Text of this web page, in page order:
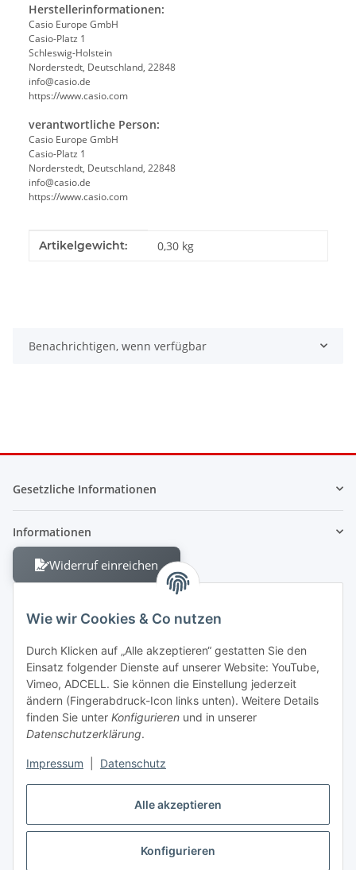
Alle akzeptieren
Konfigurieren
Wie wir Cookies & Co nutzen
Durch Klicken auf „Alle akzeptieren“ gestatten Sie den
Einsatz folgender Dienste auf unserer Website: YouTube,
Vimeo, ADCELL. Sie können die Einstellung jederzeit
ändern (Fingerabdruck-Icon links unten). Weitere Details
finden Sie unter Konfigurieren und in unserer
Datenschutzerklärung.
Impressum Datenschutz
Herstellerinformationen:
Casio Europe GmbH
Casio-Platz 1
Schleswig-Holstein
Norderstedt, Deutschland, 22848
info@casio.de
https://www.casio.com
verantwortliche Person:
Casio Europe GmbH
Casio-Platz 1
Norderstedt, Deutschland, 22848
info@casio.de
https://www.casio.com
Produkteigenschaft
Wert
Artikelgewicht: 0,30 kg
Benachrichtigen, wenn verfügbar
Gesetzliche Informationen
Informationen
Widerruf einreichen
Berliner Allee 38
13088 Berlin
Shop +49 30 4280 2070
Fax +49 30 4280 2071